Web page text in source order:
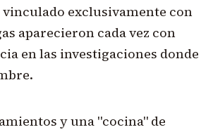
vinculado exclusivamente con
aparecieron cada vez con
en las investigaciones donde
y una "cocina" de